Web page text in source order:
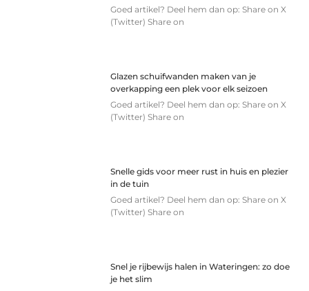
Goed artikel? Deel hem dan op: Share on X
(Twitter) Share on
Glazen schuifwanden maken van je
overkapping een plek voor elk seizoen
Goed artikel? Deel hem dan op: Share on X
(Twitter) Share on
Snelle gids voor meer rust in huis en plezier
in de tuin
Goed artikel? Deel hem dan op: Share on X
(Twitter) Share on
Snel je rijbewijs halen in Wateringen: zo doe
je het slim